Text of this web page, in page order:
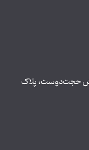
نبش حجت‌دوست، پلاک